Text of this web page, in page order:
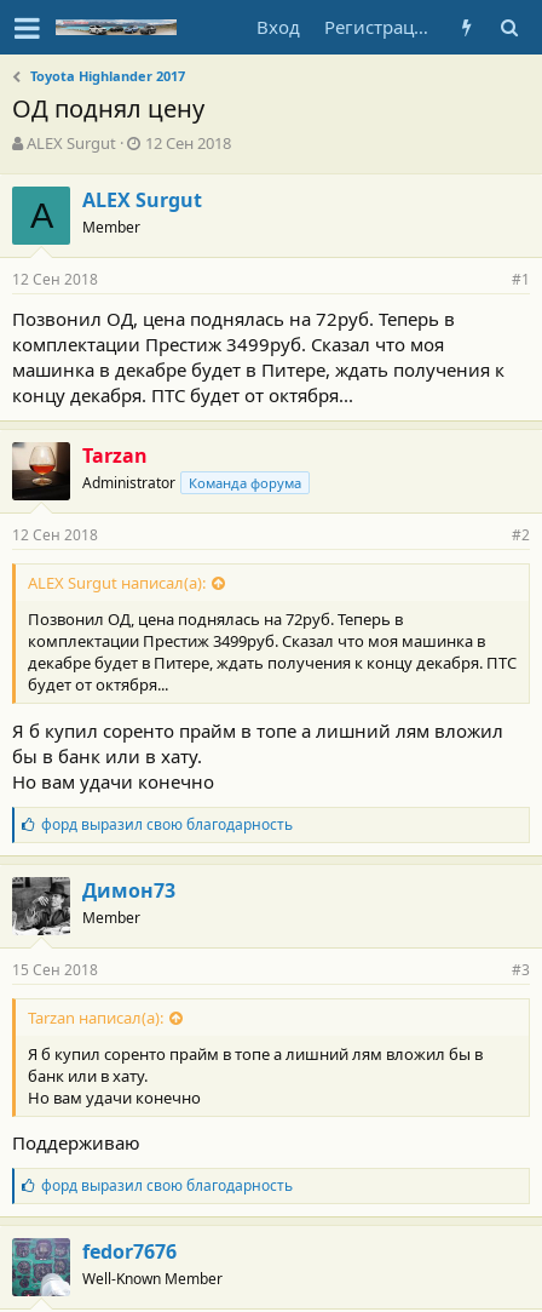
Вход Регистрация
Toyota Highlander 2017
ОД поднял цену
А
т
р
т
е
м
ы
ALEX Surgut
Д
а
а
л
а
12 Сен 2018
A ALEX Surgut
Member
12 Сен 2018 #1
Позвонил ОД, цена поднялась на 72руб. Теперь в
комплектации Престиж 3499руб. Сказал что моя
машинка в декабре будет в Питере, ждать получения к
концу декабря. ПТС будет от октября...
Tarzan
Administrator Команда форума
12 Сен 2018 #2
ALEX Surgut написал(а):
Позвонил ОД, цена поднялась на 72руб. Теперь в
комплектации Престиж 3499руб. Сказал что моя машинка в
декабре будет в Питере, ждать получения к концу декабря. ПТС
будет от октября...
Я б купил соренто прайм в топе а лишний лям вложил
бы в банк или в хату.
Но вам удачи конечно
Б
л
а
г
о
д
а
н
о
с
и
:
фордвыразил свою благодарность
Димон73
Member
15 Сен 2018 #3
Tarzan написал(а):
Я б купил соренто прайм в топе а лишний лям вложил бы в
банк или в хату.
Но вам удачи конечно
Поддерживаю
Б
л
а
г
о
д
а
фордвыразил свою благодарность
fedor7676
Well-Known Member